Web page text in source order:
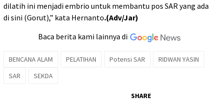
dilatih ini menjadi embrio untuk membantu pos SAR yang ada
di sini (Gorut),” kata Hernanto.(Adv/Jar)
Baca berita kami lainnya di
BENCANA ALAM PELATIHAN Potensi SAR
RIDWAN YASIN
SAR
SEKDA
SHARE